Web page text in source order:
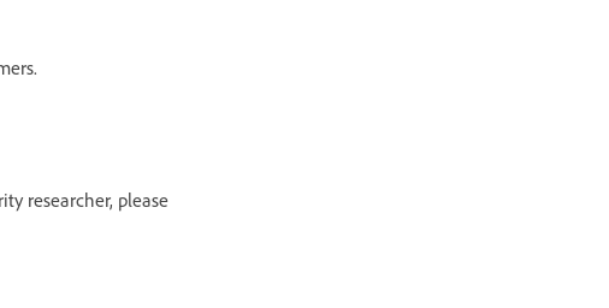
researcher, please